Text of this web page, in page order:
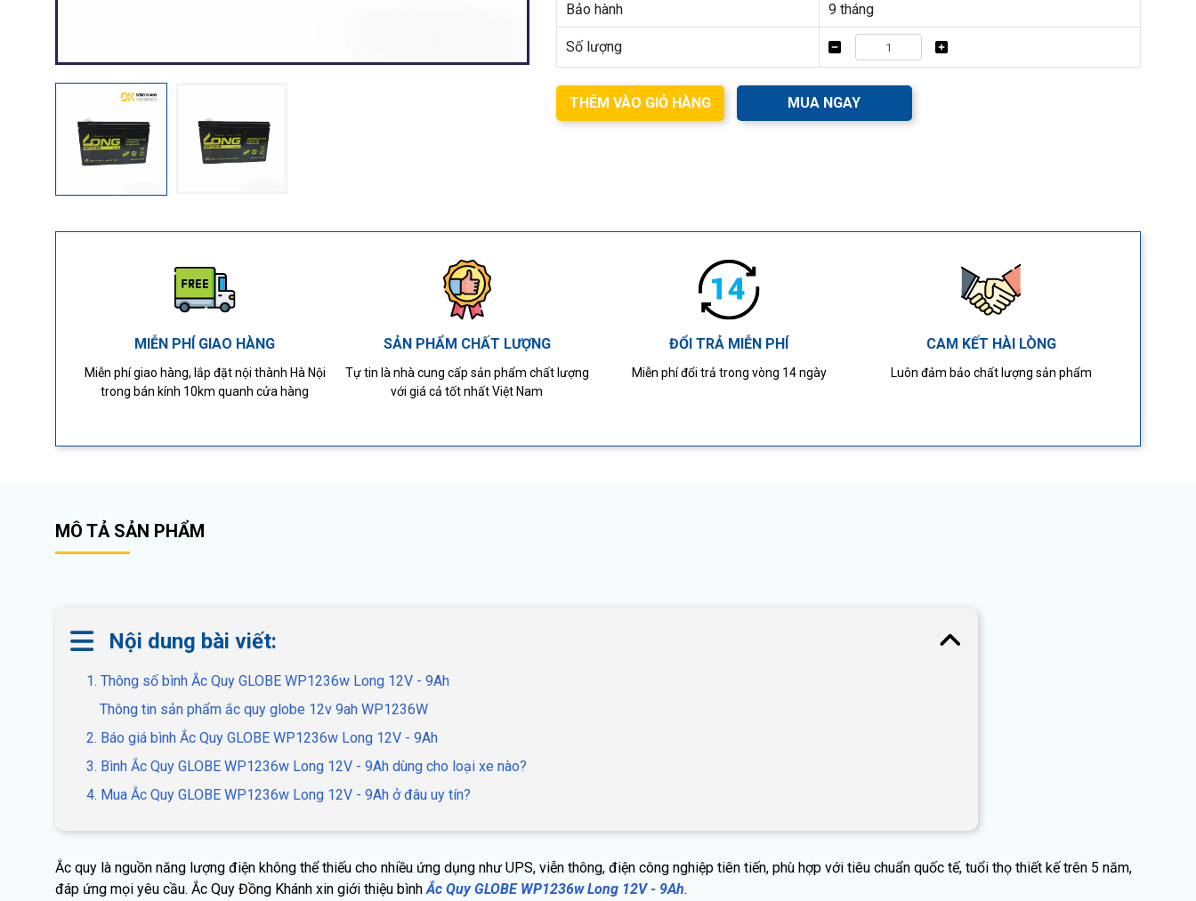
Bảo hành 9 tháng
Số lượng
THÊM VÀO GIỎ HÀNG MUA NGAY
MIỄN PHÍ GIAO HÀNG
Miễn phí giao hàng, lắp đặt nội thành Hà Nội
trong bán kính 10km quanh cửa hàng
SẢN PHẨM CHẤT LƯỢNG
Tự tin là nhà cung cấp sản phẩm chất lượng
với giá cả tốt nhất Việt Nam
ĐỔI TRẢ MIỄN PHÍ
Miễn phí đổi trả trong vòng 14 ngày
CAM KẾT HÀI LÒNG
Luôn đảm bảo chất lượng sản phẩm
MÔ TẢ SẢN PHẨM
Nội dung bài viết:
1. Thông số bình Ắc Quy GLOBE WP1236w Long 12V - 9Ah
Thông tin sản phẩm ắc quy globe 12v 9ah WP1236W
2. Báo giá bình Ắc Quy GLOBE WP1236w Long 12V - 9Ah
3. Bình Ắc Quy GLOBE WP1236w Long 12V - 9Ah dùng cho loại xe nào?
4. Mua Ắc Quy GLOBE WP1236w Long 12V - 9Ah ở đâu uy tín?
Ắc quy là nguồn năng lượng điện không thể thiếu cho nhiều ứng dụng như UPS, viễn thông, điện công nghiệp tiên tiến, phù hợp với tiêu chuẩn quốc tế, tuổi thọ thiết kế trên 5 năm,
đáp ứng mọi yêu cầu. Ắc Quy Đồng Khánh xin giới thiệu bình Ắc Quy GLOBE WP1236w Long 12V - 9Ah.